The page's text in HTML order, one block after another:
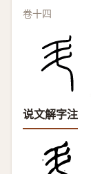
卷十四
说文解字注